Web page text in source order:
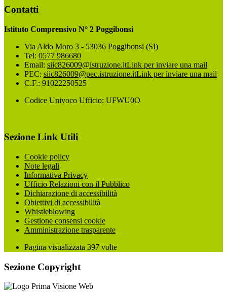
Contatti
Istituto Comprensivo N° 2 Poggibonsi
Via Aldo Moro 3 - 53036 Poggibonsi (SI)
Tel: 0577 986680
Email: siic826009@istruzione.itLink per inviare una mail
PEC: siic826009@pec.istruzione.itLink per inviare una mail
C.F.: 91022250525
Codice Univoco Ufficio: UFWU0O
Sezione Link Utili
Cookie policy
Note legali
Informativa Privacy
Ufficio Relazioni con il Pubblico
Dichiarazione di accessibilità
Obiettivi di accessibilità
Whistleblowing
Gestione consensi cookie
Amministrazione trasparente
Pagina visualizzata 397 volte
Sezione Copyright